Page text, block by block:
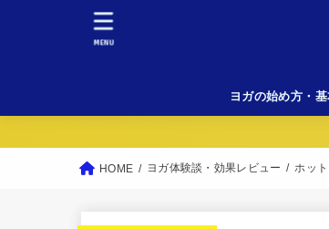
ヨガの始め方・
MENU
HOME ヨガ体験談・効果レビュー ホッ